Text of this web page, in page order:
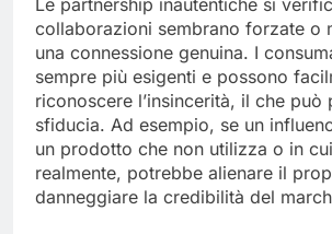
collaborazioni sembrano forzate o
una connessione genuina. I
sempre più esigenti e possono
riconoscere l’insincerità, il che può
sfiducia. Ad esempio, se un
un prodotto che non utilizza o in
realmente, potrebbe alienare il
danneggiare la credibilità del